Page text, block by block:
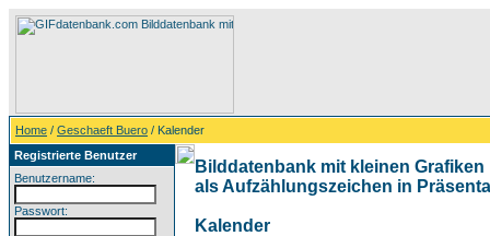
Home / Geschaeft Buero / Kalender
Registrierte Benutzer
Benutzername:
Passwort:
Bilddatenbank mit kleinen
als Aufzählungszeichen in
Kalender